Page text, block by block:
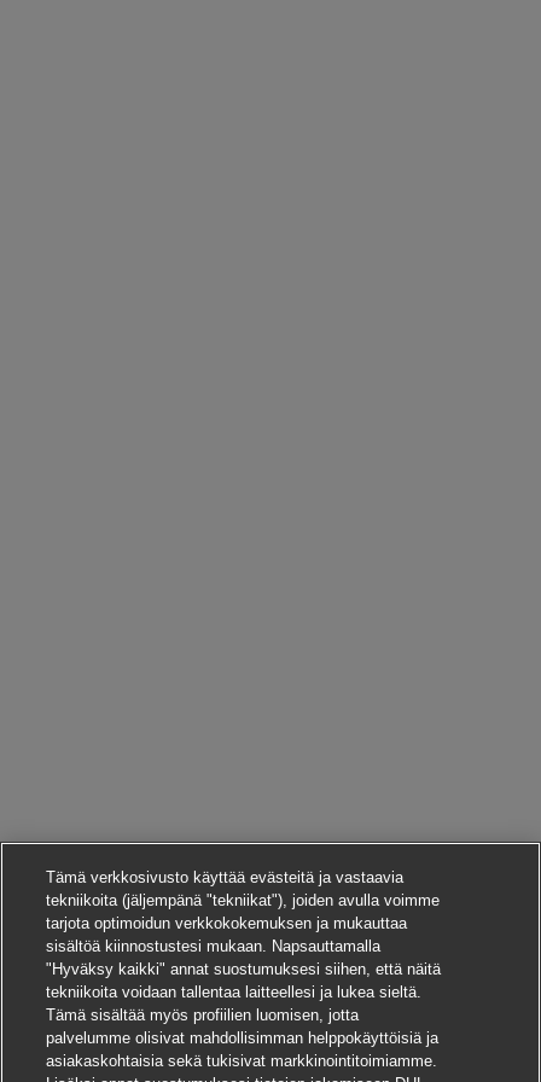
Tämä verkkosivusto käyttää evästeitä ja vastaavia
tekniikoita (jäljempänä "tekniikat"), joiden avulla voimme
tarjota optimoidun verkkokokemuksen ja mukauttaa
sisältöä kiinnostustesi mukaan. Napsauttamalla
"Hyväksy kaikki" annat suostumuksesi siihen, että näitä
tekniikoita voidaan tallentaa laitteellesi ja lukea sieltä.
Tämä sisältää myös profiilien luomisen, jotta
palvelumme olisivat mahdollisimman helppokäyttöisiä ja
asiakaskohtaisia sekä tukisivat markkinointitoimiamme.